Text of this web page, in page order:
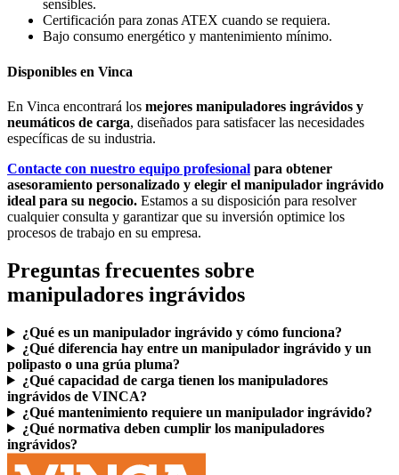
sensibles.
Certificación para zonas ATEX cuando se requiera.
Bajo consumo energético y mantenimiento mínimo.
Disponibles en Vinca
En Vinca encontrará los mejores manipuladores ingrávidos y
neumáticos de carga, diseñados para satisfacer las necesidades
específicas de su industria.
Contacte con nuestro equipo profesional para obtener
asesoramiento personalizado y elegir el manipulador ingrávido
ideal para su negocio. Estamos a su disposición para resolver
cualquier consulta y garantizar que su inversión optimice los
procesos de trabajo en su empresa.
Preguntas frecuentes sobre
manipuladores ingrávidos
¿Qué es un manipulador ingrávido y cómo funciona?
¿Qué diferencia hay entre un manipulador ingrávido y un
polipasto o una grúa pluma?
¿Qué capacidad de carga tienen los manipuladores
ingrávidos de VINCA?
¿Qué mantenimiento requiere un manipulador ingrávido?
¿Qué normativa deben cumplir los manipuladores
ingrávidos?